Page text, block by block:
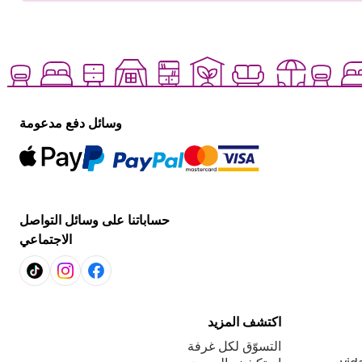
وسائل دفع مدعومة
حساباتنا على وسائل التواصل
الاجتماعي
اكتشف المزيد
التسوّق لكل غرفة